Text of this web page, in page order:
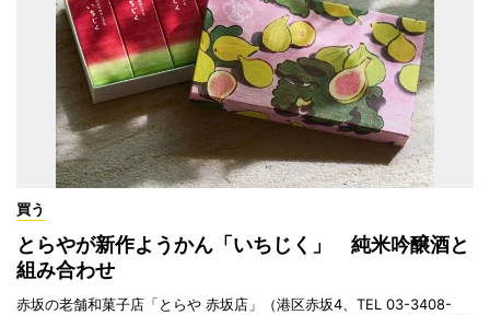
買う
とらやが新作ようかん「いちじく」 純米吟醸酒と
組み合わせ
赤坂の老舗和菓子店「とらや 赤坂店」（港区赤坂4、TEL 03-3408-